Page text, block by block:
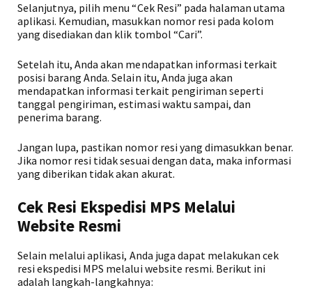
Selanjutnya, pilih menu “Cek Resi” pada halaman utama
aplikasi. Kemudian, masukkan nomor resi pada kolom
yang disediakan dan klik tombol “Cari”.
Setelah itu, Anda akan mendapatkan informasi terkait
posisi barang Anda. Selain itu, Anda juga akan
mendapatkan informasi terkait pengiriman seperti
tanggal pengiriman, estimasi waktu sampai, dan
penerima barang.
Jangan lupa, pastikan nomor resi yang dimasukkan benar.
Jika nomor resi tidak sesuai dengan data, maka informasi
yang diberikan tidak akan akurat.
Cek Resi Ekspedisi MPS Melalui
Website Resmi
Selain melalui aplikasi, Anda juga dapat melakukan cek
resi ekspedisi MPS melalui website resmi. Berikut ini
adalah langkah-langkahnya: